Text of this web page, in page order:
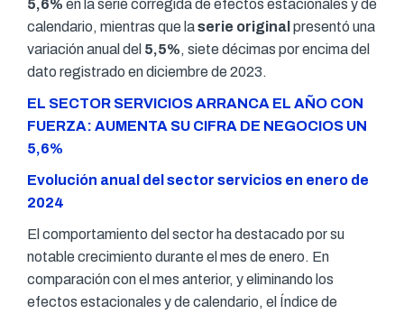
5,6% en la serie corregida de efectos estacionales y de
calendario, mientras que laserie original presentó una
variación anual del 5,5%, siete décimas por encima del
dato registrado en diciembre de 2023.
EL SECTOR SERVICIOS ARRANCA EL AÑO CON
FUERZA: AUMENTA SU CIFRA DE NEGOCIOS UN
5,6%
Evolución anual del sector servicios en enero de
2024
El comportamiento del sector ha destacado por su
notable crecimiento durante el mes de enero. En
comparación con el mes anterior, y eliminando los
efectos estacionales y de calendario, el Índice de